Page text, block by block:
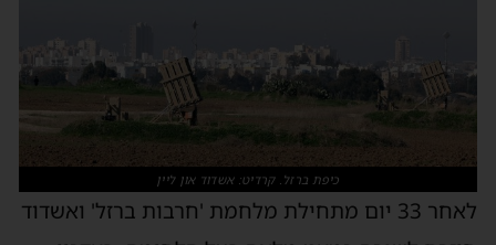
כיפת ברזל. קרדיט: אשדוד און ליין
לאחר 33 יום מתחילת מלחמת 'חרבות ברזל' ואשדוד